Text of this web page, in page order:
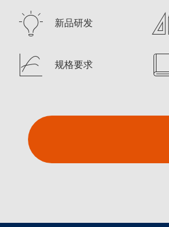
新品研发
规格要求